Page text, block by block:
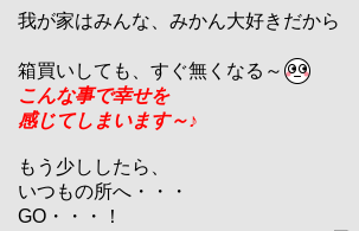
我が家はみんな、みかん大好きだから
箱買いしても、すぐ無くなる～
こんな事で幸せを
感じてしまいます～♪
もう少ししたら、
いつもの所へ・・・
GO・・・！